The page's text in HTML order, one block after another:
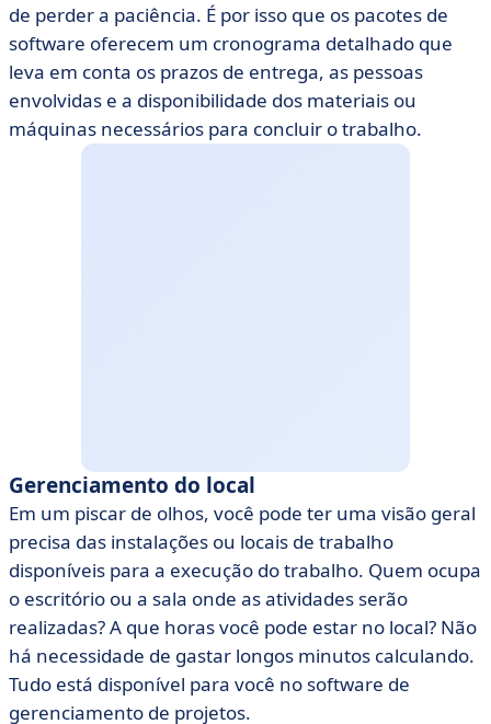
de perder a paciência. É por isso que os pacotes de
software oferecem um cronograma detalhado que
leva em conta os prazos de entrega, as pessoas
envolvidas e a disponibilidade dos materiais ou
máquinas necessários para concluir o trabalho.
Gerenciamento do local
Em um piscar de olhos, você pode ter uma visão geral
precisa das instalações ou locais de trabalho
disponíveis para a execução do trabalho. Quem ocupa
o escritório ou a sala onde as atividades serão
realizadas? A que horas você pode estar no local? Não
há necessidade de gastar longos minutos calculando.
Tudo está disponível para você no software de
gerenciamento de projetos.